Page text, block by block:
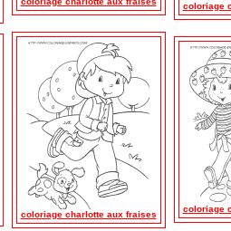
coloriage
coloriage charlotte aux fraises
coloriage